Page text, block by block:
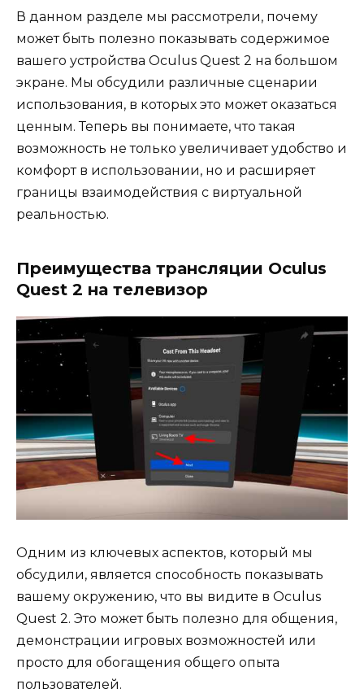
В данном разделе мы рассмотрели, почему
может быть полезно показывать содержимое
вашего устройства Oculus Quest 2 на большом
экране. Мы обсудили различные сценарии
использования, в которых это может оказаться
ценным. Теперь вы понимаете, что такая
возможность не только увеличивает удобство и
комфорт в использовании, но и расширяет
границы взаимодействия с виртуальной
реальностью.
Преимущества трансляции Oculus
Quest 2 на телевизор
Одним из ключевых аспектов, который мы
обсудили, является способность показывать
вашему окружению, что вы видите в Oculus
Quest 2. Это может быть полезно для общения,
демонстрации игровых возможностей или
просто для обогащения общего опыта
пользователей.